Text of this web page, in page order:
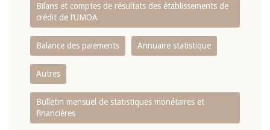
Bilans et comptes de résultats des établissements de
crédit de l‘UMOA
Balance des paiements Annuaire statistique
Autres
Bulletin mensuel de statistiques monétaires et
financières